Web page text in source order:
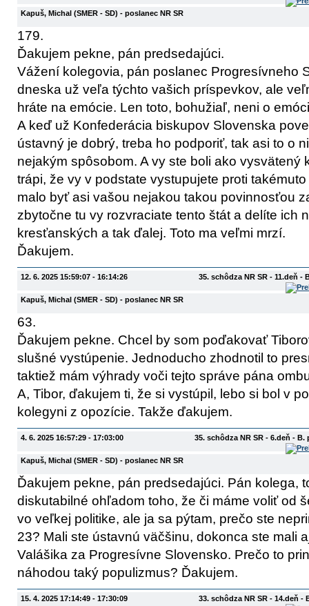
Kapuš, Michal (SMER - SD) - poslanec NR SR
179.
Ďakujem pekne, pán predsedajúci.
Vážení kolegovia, pán poslanec Progresívneho
dneska už veľa týchto vašich príspevkov, ale
hráte na emócie. Len toto, bohužiaľ, neni o
A keď už Konfederácia biskupov Slovenska
ústavný je dobrý, treba ho podporiť, tak asi to o
nejakým spôsobom. A vy ste boli ako vysvätený
trápi, že vy v podstate vystupujete proti
malo byť asi vašou nejakou takou povinnosťou
zbytočne tu vy rozvraciate tento štát a delíte ich
kresťanských a tak ďalej. Toto ma veľmi mrzí.
Ďakujem.
12. 6. 2025 15:59:07 - 16:14:26 35. schôdza NR SR - 11.deň -
Kapuš, Michal (SMER - SD) - poslanec NR SR
63.
Ďakujem pekne. Chcel by som poďakovať
slušné vystúpenie. Jednoducho zhodnotil to
taktiež mám výhrady voči tejto správe pána
A, Tibor, ďakujem ti, že si vystúpil, lebo si bol v
kolegyni z opozície. Takže ďakujem.
4. 6. 2025 16:57:29 - 17:03:00 35. schôdza NR SR - 6.deň -
Kapuš, Michal (SMER - SD) - poslanec NR SR
Ďakujem pekne, pán predsedajúci. Pán kolega,
diskutabilné ohľadom toho, že či máme voliť od
vo veľkej politike, ale ja sa pýtam, prečo ste
23? Mali ste ústavnú väčšinu, dokonca ste mali
Valášika za Progresívne Slovensko. Prečo to
náhodou taký populizmus? Ďakujem.
15. 4. 2025 17:14:49 - 17:30:09 33. schôdza NR SR - 14.deň